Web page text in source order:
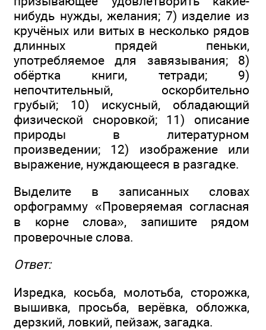
нибудь нужды, желания; 7) изделие из
кручёных или витых в несколько рядов
длинных прядей пеньки,
употребляемое для завязывания; 8)
обёртка книги, тетради; 9)
непочтительный, оскорбительно
грубый; 10) искусный, обладающий
физической сноровкой; 11) описание
природы в литературном
произведении; 12) изображение или
выражение, нуждающееся в разгадке.
Выделите в записанных словах
орфограмму «Проверяемая согласная
в корне слова», запишите рядом
проверочные слова.
Ответ:
Изредка, косьба, молотьба, сторожка,
вышивка, просьба, верёвка, обложка,
дерзкий, ловкий, пейзаж, загадка.